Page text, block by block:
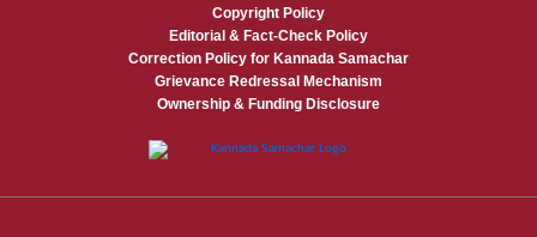
Copyright Policy
Editorial & Fact-Check Policy
Correction Policy for Kannada Samachar
Grievance Redressal Mechanism
Ownership & Funding Disclosure